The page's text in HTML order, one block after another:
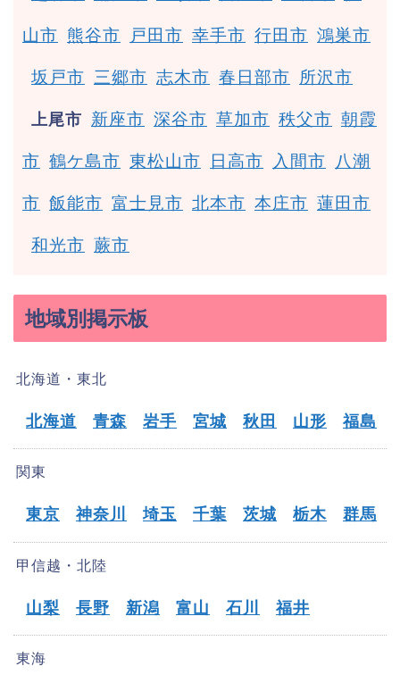
山市 熊谷市 戸田市 幸手市 行田市 鴻巣市
坂戸市 三郷市 志木市 春日部市 所沢市
上尾市 新座市 深谷市 草加市 秩父市 朝霞
市 鶴ケ島市 東松山市 日高市 入間市 八潮
市 飯能市 富士見市 北本市 本庄市 蓮田市
和光市 蕨市
地域別掲示板
北海道・東北
北海道 青森 岩手 宮城 秋田 山形 福島
関東
東京 神奈川 埼玉 千葉 茨城 栃木 群馬
甲信越・北陸
山梨 長野 新潟 富山 石川 福井
東海